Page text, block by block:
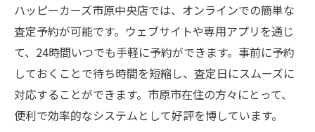
ハッピーカーズ市原中央店では、オンラインでの簡単な
査定予約が可能です。ウェブサイトや専用アプリを通じ
て、24時間いつでも手軽に予約ができます。事前に予約
しておくことで待ち時間を短縮し、査定日にスムーズに
対応することができます。市原市在住の方々にとって、
便利で効率的なシステムとして好評を博しています。